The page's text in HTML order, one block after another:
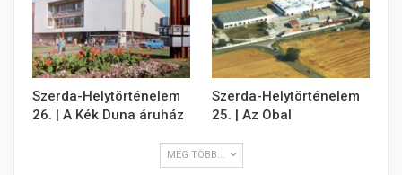
Szerda-Helytörténelem
26. | A Kék Duna áruház
Szerda-Helytörténelem
25. | Az Obal
MÉG TÖBB...